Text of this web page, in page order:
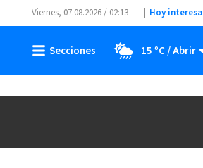
Viernes, 07.08.2026 / 02:13 Hoy interesa
15 ºC